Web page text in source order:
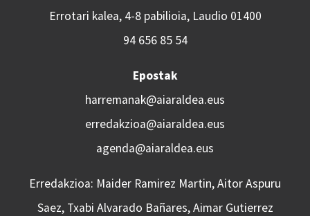
Errotari kalea, 4-8 pabilioia, Laudio 01400
94 656 85 54
Epostak
harremanak@aiaraldea.eus
erredakzioa@aiaraldea.eus
agenda@aiaraldea.eus
Erredakzioa: Maider Ramirez Martin, Aitor Aspuru
Saez, Txabi Alvarado Bañares, Aimar Gutierrez